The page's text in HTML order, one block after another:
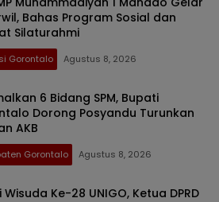
Bahas Program Sosial dan
Silaturahmi
Gorontalo Agustus 8, 2026
6 Bidang SPM, Bupati
Dorong Posyandu Turunkan
AKB
Gorontalo Agustus 8, 2026
Wisuda Ke-28 UNIGO, Ketua DPRD